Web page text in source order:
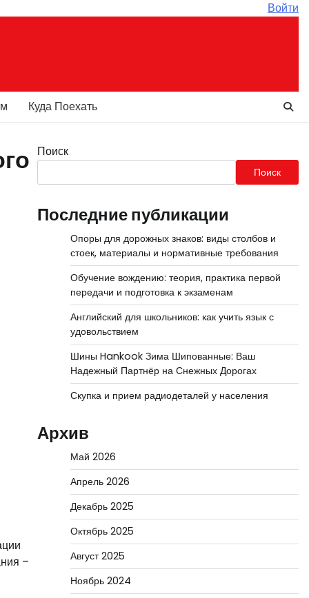
Войти
Куда Поехать
–
Поиск
Поиск
Последние публикации
Опоры для дорожных знаков: виды столбов и
стоек, материалы и нормативные требования
Обучение вождению: теория, практика первой
передачи и подготовка к экзаменам
Английский для школьников: как учить язык с
удовольствием
Шины Hankook Зима Шипованные: Ваш
Надежный Партнёр на Снежных Дорогах
Скупка и прием радиодеталей у населения
Архив
Май 2026
Апрель 2026
Декабрь 2025
Октябрь 2025
Август 2025
Ноябрь 2024